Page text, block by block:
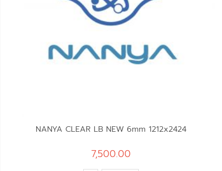
NANYA CLEAR LB NEW 6mm 1212x2424
7,500.00